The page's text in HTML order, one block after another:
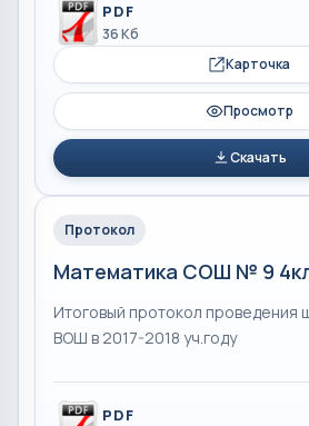
PDF
36 Кб
Карточка
Просмотр
Скачать
Протокол
Математика СОШ № 9
Итоговый протокол проведения
ВОШ в 2017-2018 уч.году
PDF